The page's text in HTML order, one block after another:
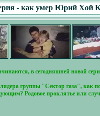
- как умер Юрий
в сегодняшней новой
лидера группы "Сектор газа",
Родовое проклятье или